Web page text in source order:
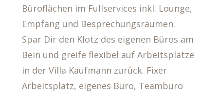
Büroflächen im Fullservices inkl. Lounge,
Empfang und Besprechungsräumen.
Spar Dir den Klotz des eigenen Büros am
Bein und greife flexibel auf Arbeitsplätze
in der Villa Kaufmann zurück. Fixer
Arbeitsplatz, eigenes Büro, Teambüro